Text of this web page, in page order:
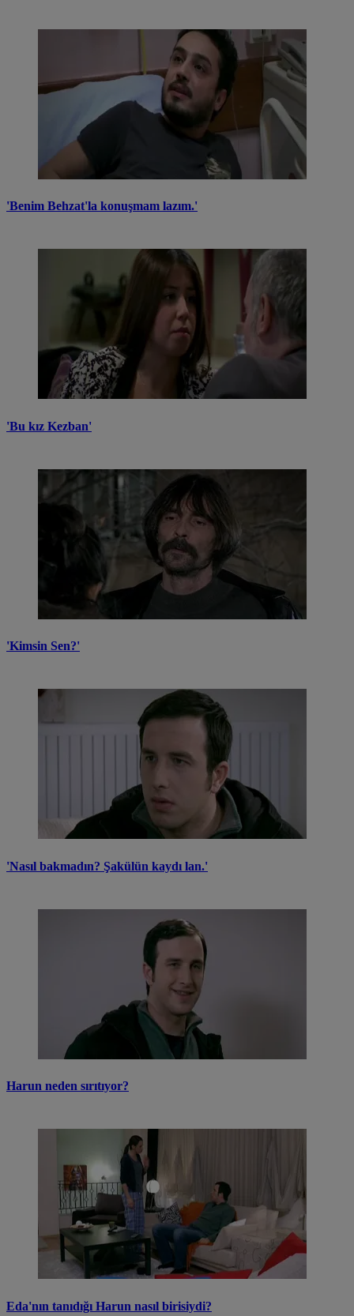
'Benim Behzat'la konuşmam lazım.'
'Bu kız Kezban'
'Kimsin Sen?'
'Nasıl bakmadın? Şakülün kaydı lan.'
Harun neden sırıtıyor?
Eda'nın tanıdığı Harun nasıl birisiydi?